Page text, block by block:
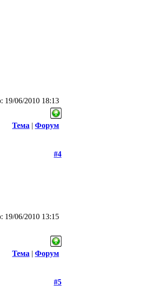
19/06/2010 18:13
Тема | Форум
#4
19/06/2010 13:15
Тема | Форум
#5